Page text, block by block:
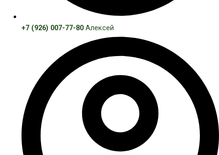
+7 (926) 007-77-80Алексей